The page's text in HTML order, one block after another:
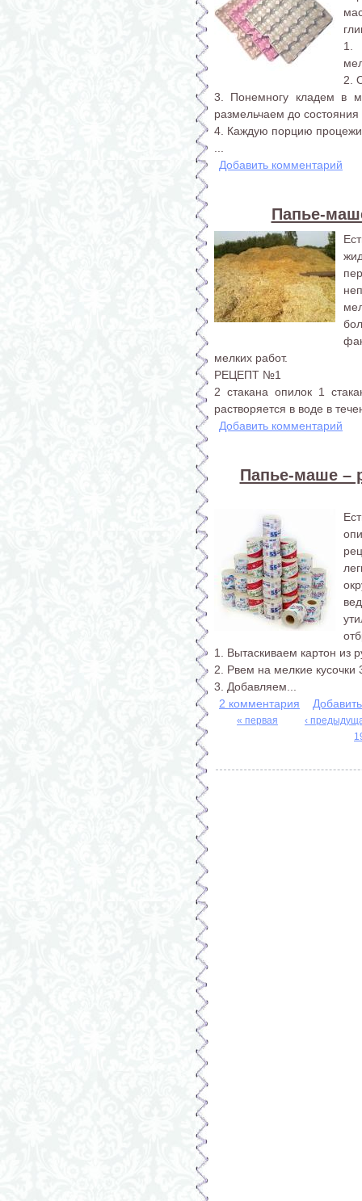
1.
2.
3. Понемногу кладем в
размельчаем до
4. Каждую порцию
Добавить комментарий
Папье-
мелких работ.
РЕЦЕПТ №1
2 стакана опилок 1
растворяется в воде в
Добавить комментарий
Папье-маше –
1. Вытаскиваем картон из
2. Рвем на мелкие кусочки
3. Добавляем...
2 комментария
« первая
‹